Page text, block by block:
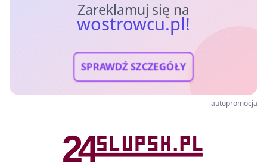
Zareklamuj się na
wostrowcu.pl!
SPRAWDŹ SZCZEGÓŁY
autopromocja